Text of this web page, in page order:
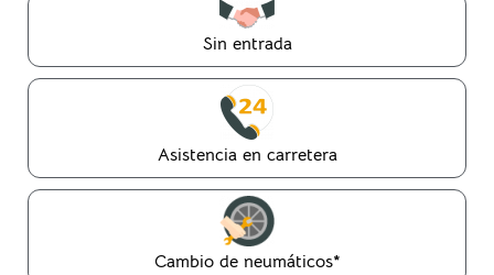
Sin entrada
Asistencia en carretera
Cambio de neumáticos*